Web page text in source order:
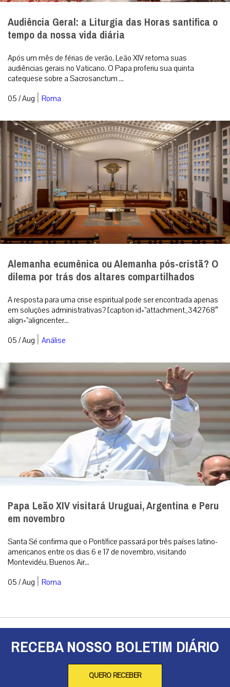
Audiência Geral: a Liturgia das Horas santifica o
tempo da nossa vida diária
Após um mês de férias de verão, Leão XIV retoma suas
audiências gerais no Vaticano. O Papa proferiu sua quinta
catequese sobre a Sacrosanctum ...
05 / Aug | Roma
Alemanha ecumênica ou Alemanha pós-cristã? O
dilema por trás dos altares compartilhados
A resposta para uma crise espiritual pode ser encontrada apenas
em soluções administrativas? [caption id=”attachment_342768″
align=”aligncenter...
05 / Aug | Análise
Papa Leão XIV visitará Uruguai, Argentina e Peru
em novembro
Santa Sé confirma que o Pontífice passará por três países latino-
americanos entre os dias 6 e 17 de novembro, visitando
Montevidéu, Buenos Air...
05 / Aug | Roma
RECEBA NOSSO BOLETIM DIÁRIO
QUERO RECEBER